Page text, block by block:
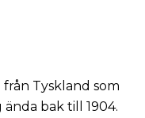
Tyskland som
ända bak till 1904.